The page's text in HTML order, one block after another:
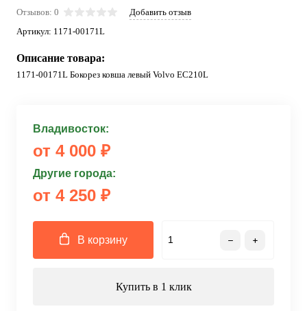
Отзывов: 0
Добавить отзыв
Артикул: 1171-00171L
Описание товара:
1171-00171L Бокорез ковша левый Volvo EC210L
Владивосток:
от 4 000 ₽
Другие города:
от 4 250 ₽
В корзину
Купить в 1 клик